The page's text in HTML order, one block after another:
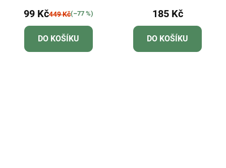
99 Kč449 Kč(–77 %)
DO KOŠÍKU
185 Kč
DO KOŠÍKU